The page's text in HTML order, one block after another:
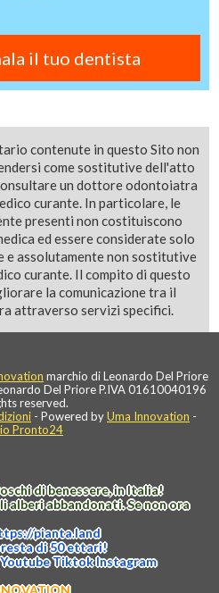
il tuo dentista
contenute in questo Sito non
come sostitutive dell'atto
un dottore odontoiatra
curante. In particolare, le
presenti non costituiscono
ed essere considerate solo
e assolutamente non sostitutive
curante. Il compito di questo
la comunicazione tra il
attraverso servizi specifici.
marchio di Leonardo Del Priore
Del Priore P.IVA 01610040196
reserved.
- Powered byUma Innovation -
Pronto24
di benessere, in Italia!
alberi abbandonati. Se non ora
pianta.land
di 50 ettari!
YoutubeTiktokInstagram